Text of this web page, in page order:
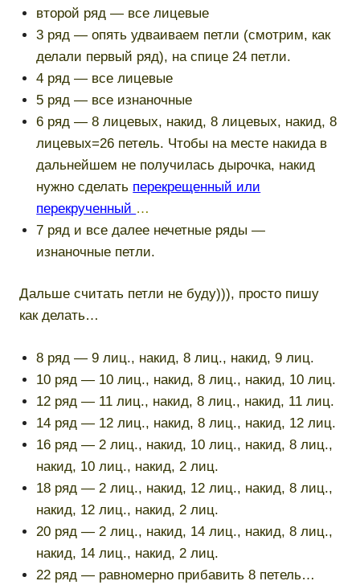
второй ряд — все лицевые
3 ряд — опять удваиваем петли (смотрим, как
делали первый ряд), на спице 24 петли.
4 ряд — все лицевые
5 ряд — все изнаночные
6 ряд — 8 лицевых, накид, 8 лицевых, накид, 8
лицевых=26 петель. Чтобы на месте накида в
дальнейшем не получилась дырочка, накид
нужно сделать перекрещенный или
перекрученный …
7 ряд и все далее нечетные ряды —
изнаночные петли.
Дальше считать петли не буду))), просто пишу
как делать…
8 ряд — 9 лиц., накид, 8 лиц., накид, 9 лиц.
10 ряд — 10 лиц., накид, 8 лиц., накид, 10 лиц.
12 ряд — 11 лиц., накид, 8 лиц., накид, 11 лиц.
14 ряд — 12 лиц., накид, 8 лиц., накид, 12 лиц.
16 ряд — 2 лиц., накид, 10 лиц., накид, 8 лиц.,
накид, 10 лиц., накид, 2 лиц.
18 ряд — 2 лиц., накид, 12 лиц., накид, 8 лиц.,
накид, 12 лиц., накид, 2 лиц.
20 ряд — 2 лиц., накид, 14 лиц., накид, 8 лиц.,
накид, 14 лиц., накид, 2 лиц.
22 ряд — равномерно прибавить 8 петель…